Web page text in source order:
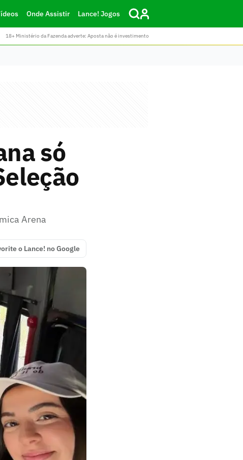
Onde Assistir Lance! Jogos
18+ Ministério da Fazenda adverte: Aposta não é investimento
só
Arena
o Lance! no Google